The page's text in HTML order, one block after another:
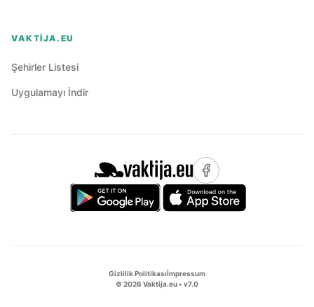
VAKTIJA.EU
Şehirler Listesi
Uygulamayı İndir
Gizlilik Politikasıİmpressum
©2026 Vaktija.eu • v7.0